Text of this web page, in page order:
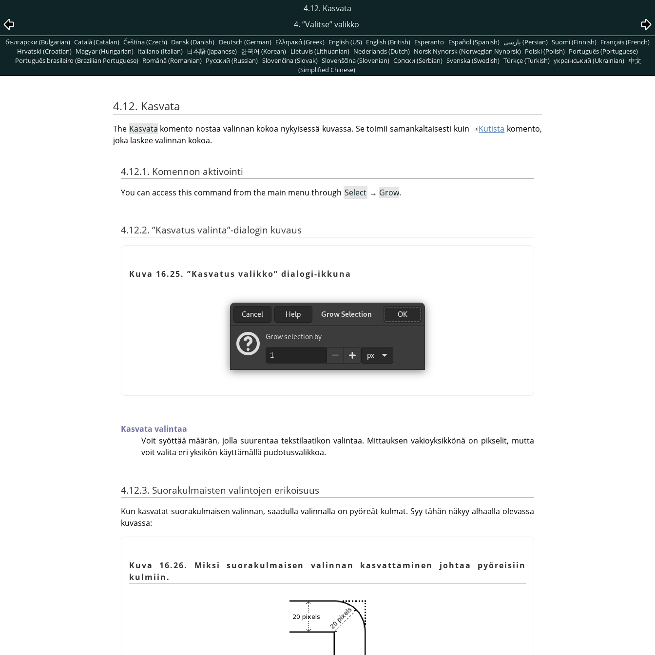
4.12. Kasvata
4. ”Valitse”valikko
български (Bulgarian) Català (Catalan) Čeština (Czech) Dansk (Danish) Deutsch (German) Ελληνικά (Greek) English (US) English (British) Esperanto Español (Spanish) پارسی (Persian) Suomi (Finnish) Français (French)
Hrvatski (Croatian) Magyar (Hungarian) Italiano (Italian) 日本語 (Japanese) 한국어 (Korean) Lietuvis (Lithuanian) Nederlands (Dutch) Norsk Nynorsk (Norwegian Nynorsk) Polski (Polish) Português (Portuguese)
Português brasileiro (Brazilian Portuguese) Română (Romanian) Pусский (Russian) Slovenčina (Slovak) Slovenščina (Slovenian) Српски (Serbian) Svenska (Swedish) Türkçe (Turkish) український (Ukrainian) 中文
(Simplified Chinese)
4.12. Kasvata
The Kasvata komento nostaa valinnan kokoa nykyisessä kuvassa. Se toimii samankaltaisesti kuin Kutista komento,
joka laskee valinnan kokoa.
4.12.1. Komennon aktivointi
You can access this command from the main menu through Select → Grow.
4.12.2. ”Kasvatus valinta”-dialogin kuvaus
Kuva 16.25. ”Kasvatus valikko” dialogi-ikkuna
Kasvata valintaa
Voit syöttää määrän, jolla suurentaa tekstilaatikon valintaa. Mittauksen vakioyksikkönä on pikselit, mutta
voit valita eri yksikön käyttämällä pudotusvalikkoa.
4.12.3. Suorakulmaisten valintojen erikoisuus
Kun kasvatat suorakulmaisen valinnan, saadulla valinnalla on pyöreät kulmat. Syy tähän näkyy alhaalla olevassa
kuvassa:
Kuva 16.26. Miksi suorakulmaisen valinnan kasvattaminen johtaa pyöreisiin
kulmiin.